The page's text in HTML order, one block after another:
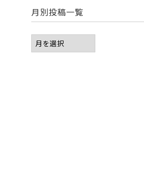
月別投稿一覧